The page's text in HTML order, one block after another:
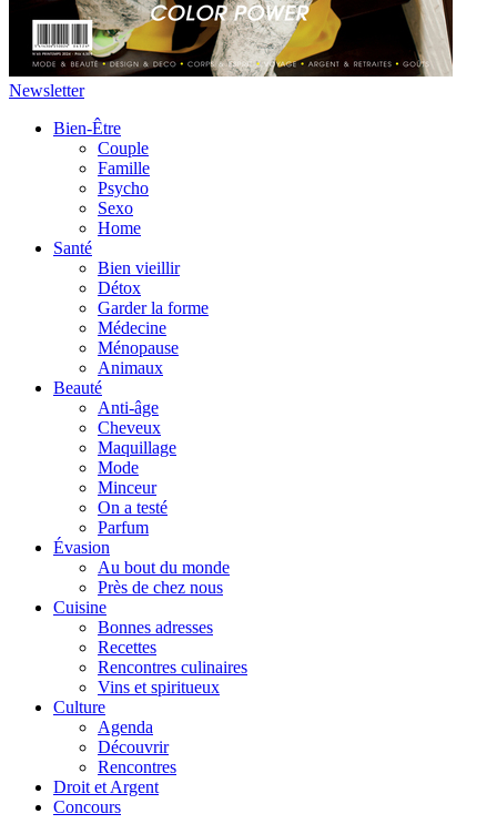
Newsletter
Bien-Être
Couple
Famille
Psycho
Sexo
Home
Santé
Bien vieillir
Détox
Garder la forme
Médecine
Ménopause
Animaux
Beauté
Anti-âge
Cheveux
Maquillage
Mode
Minceur
On a testé
Parfum
Évasion
Au bout du monde
Près de chez nous
Cuisine
Bonnes adresses
Recettes
Rencontres culinaires
Vins et spiritueux
Culture
Agenda
Découvrir
Rencontres
Droit et Argent
Concours